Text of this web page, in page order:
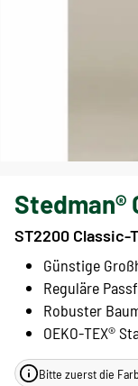
Stedman®
ST2200 Classic-
Günstige
Reguläre
Robuster
OEKO-TEX®
Bitte zuerst die